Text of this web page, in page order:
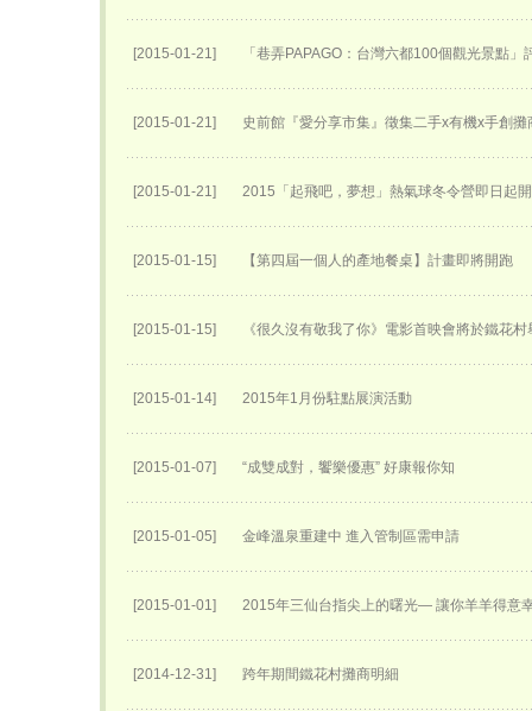
[2015-01-21] 「巷弄PAPAGO：台灣六都100個觀光景點」
[2015-01-21] 史前館『愛分享市集』徵集二手x有機x手創攤
[2015-01-21] 2015「起飛吧，夢想」熱氣球冬令營即日起
[2015-01-15] 【第四屆一個人的產地餐桌】計畫即將開跑
[2015-01-15] 《很久沒有敬我了你》電影首映會將於鐵花村
[2015-01-14] 2015年1月份駐點展演活動
[2015-01-07] “成雙成對，饗樂優惠” 好康報你知
[2015-01-05] 金峰溫泉重建中 進入管制區需申請
[2015-01-01] 2015年三仙台指尖上的曙光— 讓你羊羊得意
[2014-12-31] 跨年期間鐵花村攤商明細